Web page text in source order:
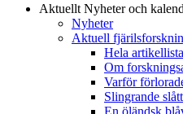
Aktuellt Nyheter och
Nyheter
Aktuell
Hela
Om
Varför
Slingrande
En öländsk